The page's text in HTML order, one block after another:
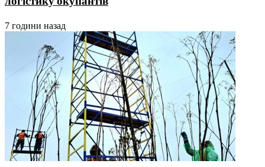
7 години назад